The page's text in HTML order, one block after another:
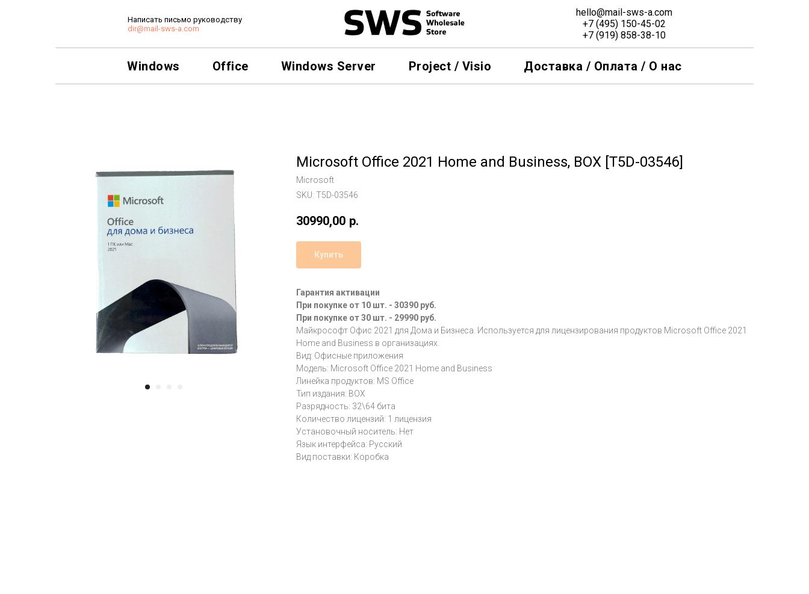
Написать письмо руководству
dir@mail-sws-a.com
hello@mail-sws-a.com
+7 (495) 150-45-02
+7 (919) 858-38-10
Windows Office Windows Server Project / Visio Доставка / Оплата / О нас
Microsoft Office 2021 Home and Business, BOX [T5D-03546]
Microsoft
SKU: T5D-03546
30990,00 р.
Купить
Гарантия активации
При покупке от 10 шт. - 30390 руб.
При покупке от 30 шт. - 29990 руб.
Майкрософт Офис 2021 для Дома и Бизнеса. Используется для лицензирования продуктов Microsoft Office 2021
Home and Business в организациях.
Вид: Офисные приложения
Модель: Microsoft Office 2021 Home and Business
Линейка продуктов: MS Office
Тип издания: BOX
Разрядность: 32\64 бита
Количество лицензий: 1 лицензия
Установочный носитель: Нет
Язык интерфейса: Русский
Вид поставки: Коробка